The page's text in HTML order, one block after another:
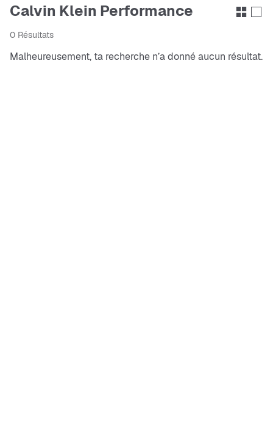
Calvin Klein Performance
0 Résultats
Malheureusement, ta recherche n’a donné aucun résultat.